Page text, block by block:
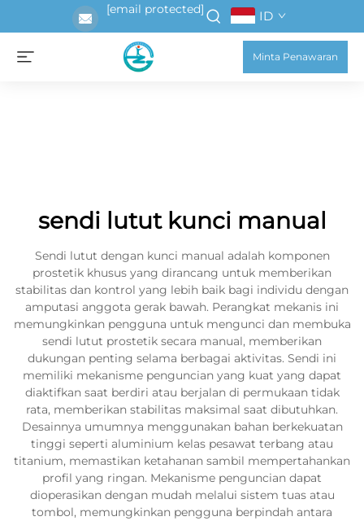
[email protected] ID
Minta Penawaran
sendi lutut kunci manual
Sendi lutut dengan kunci manual adalah komponen
prostetik khusus yang dirancang untuk memberikan
stabilitas dan kontrol yang lebih baik bagi individu dengan
amputasi anggota gerak bawah. Perangkat mekanis ini
memungkinkan pengguna untuk mengunci dan membuka
sendi lutut prostetik secara manual, memberikan
dukungan penting selama berbagai aktivitas. Sendi ini
memiliki mekanisme penguncian yang kuat yang dapat
diaktifkan saat berdiri atau berjalan di permukaan tidak
rata, memberikan stabilitas maksimal saat dibutuhkan.
Desainnya umumnya menggunakan bahan berkekuatan
tinggi seperti aluminium kelas pesawat terbang atau
titanium, memastikan ketahanan sambil mempertahankan
profil yang ringan. Mekanisme penguncian dapat
dioperasikan dengan mudah melalui sistem tuas atau
tombol, memungkinkan pengguna berpindah antara